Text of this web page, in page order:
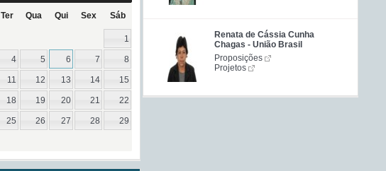
Renata de Cássia Cunha
Chagas - União Brasil
Proposições
Projetos
Ter Qua Qui Sex Sáb
1
4 5 6 7 8
11 12 13 14 15
18 19 20 21 22
25 26 27 28 29